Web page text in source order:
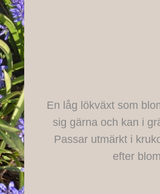
En låg lökväxt som
sig gärna och kan i
Passar utmärkt i
efter